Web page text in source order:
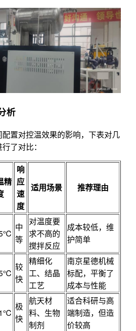
析
置对控温效果的影响，下表对几
了对比：
精
响
应
速
度
适用场景 推荐理由
中
等
对温度要
求不高的
搅拌反应
成本较低，维
护简单
较
快
精细化
工、结晶
工艺
南京星德机械
标配，平衡了
成本与性能
极
快
航天材
料、生物
制剂
适合科研与高
端制造，但造
价较高